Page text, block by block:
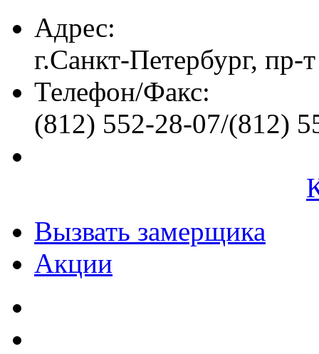
Адрес:
г.Санкт-Петербург, пр-
Телефон/Факс:
(812) 552-28-07/(812)
Вызвать замерщика
Акции